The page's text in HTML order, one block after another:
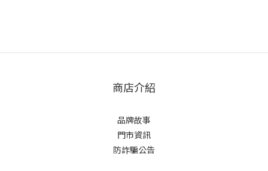
商店介紹
品牌故事
門市資訊
防詐騙公告